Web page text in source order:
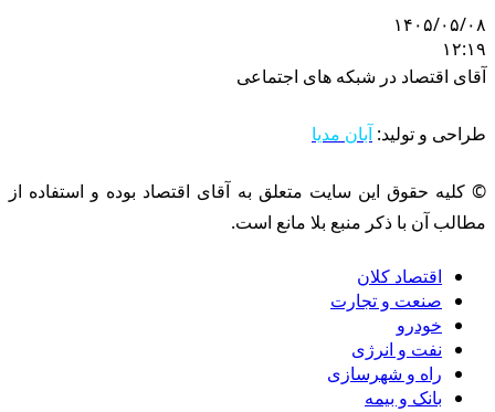
۱۴۰۵/۰۵/۰۸
۱۲:۱۹
آقای اقتصاد در شبکه های اجتماعی
طراحی و تولید: آبان مدیا
© کلیه حقوق این سایت متعلق به آقای اقتصاد بوده و استفاده از
مطالب آن با ذکر منبع بلا مانع است.
اقتصاد کلان
صنعت و تجارت
خودرو
نفت و انرژی
راه و شهرسازی
بانک و بیمه